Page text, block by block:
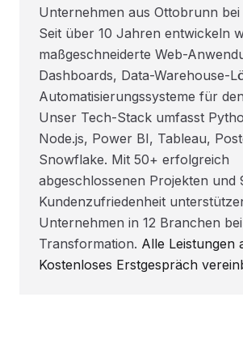
Unternehmen aus Ottobrunn
Seit über 10 Jahren entwickeln
maßgeschneiderte Web-
Dashboards, Data-Warehouse-
Automatisierungssysteme für
Unser Tech-Stack umfasst
Node.js, Power BI, Tableau,
Snowflake. Mit 50+ erfolgreich
abgeschlossenen Projekten und
Kundenzufriedenheit
Unternehmen in 12 Branchen
Transformation. Alle Leistungen
Kostenloses Erstgespräch